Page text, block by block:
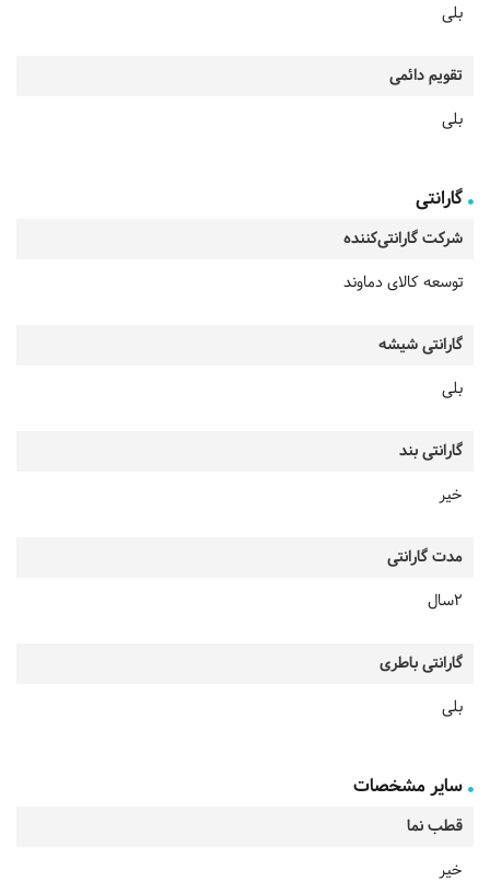
بلی
تقویم دائمی
بلی
گارانتی
شرکت گارانتی‌کننده
توسعه کالای دماوند
گارانتی شیشه
بلی
گارانتی بند
خیر
مدت گارانتی
2سال
گارانتی باطری
بلی
سایر مشخصات
قطب نما
خیر